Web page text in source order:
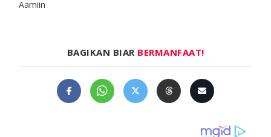
Aamiin
BAGIKAN BIAR BERMANFAAT!